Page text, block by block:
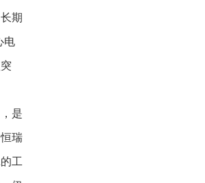
期
电
是
瑞
工